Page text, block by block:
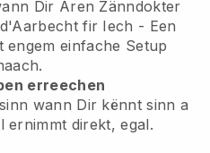
Dir Ären Zänndokter
fir Iech - Een
engem einfache Setup
erreechen
wann Dir kënnt sinn a
ernimmt direkt, egal.